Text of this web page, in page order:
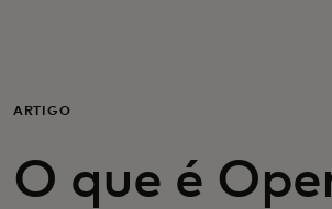
Para empresas
Para o mundo
ARTIGO
O que é